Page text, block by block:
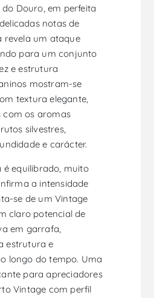
Douro, em perfeita
notas de
revela um ataque
para um conjunto
e estrutura
mostram-se
textura elegante,
com os aromas
silvestres,
e carácter.
é equilibrado, muito
a intensidade
se de um Vintage
claro potencial de
em garrafa,
estrutura e
longo do tempo. Uma
para apreciadores
Vintage com perfil